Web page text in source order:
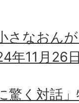
さなおん
年11月26
驚く対話